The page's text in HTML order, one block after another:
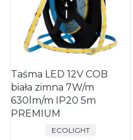
Taśma LED 12V COB
biała zimna 7W/m
630lm/m IP20 5m
PREMIUM
PRODUCENT
ECOLIGHT